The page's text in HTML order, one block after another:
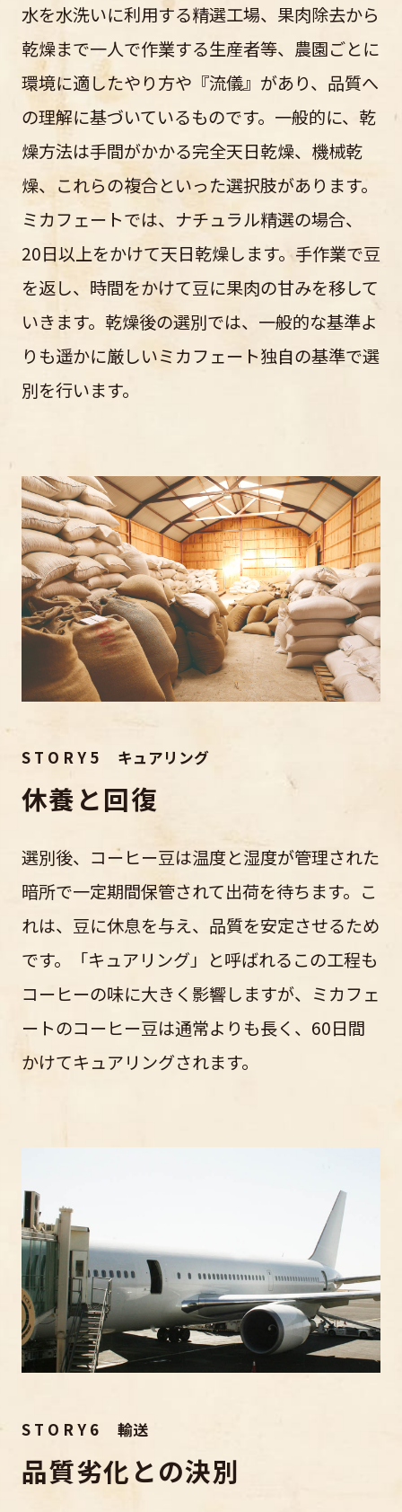
水を水洗いに利用する精選工場、果肉除去から
乾燥まで一人で作業する生産者等、農園ごとに
環境に適したやり方や『流儀』があり、品質へ
の理解に基づいているものです。一般的に、乾
燥方法は手間がかかる完全天日乾燥、機械乾
燥、これらの複合といった選択肢があります。
ミカフェートでは、ナチュラル精選の場合、
20日以上をかけて天日乾燥します。手作業で豆
を返し、時間をかけて豆に果肉の甘みを移して
いきます。乾燥後の選別では、一般的な基準よ
りも遥かに厳しいミカフェート独自の基準で選
別を行います。
S T O R Y 5 キュアリング
休養と回復
選別後、コーヒー豆は温度と湿度が管理された
暗所で一定期間保管されて出荷を待ちます。こ
れは、豆に休息を与え、品質を安定させるため
です。「キュアリング」と呼ばれるこの工程も
コーヒーの味に大きく影響しますが、ミカフェ
ートのコーヒー豆は通常よりも長く、60日間
かけてキュアリングされます。
S T O R Y 6 輸送
品質劣化との決別